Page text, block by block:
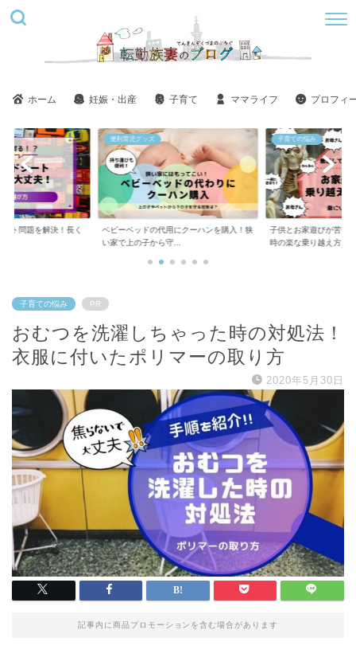
ホーム 妊娠・出産 子育て ママライフ プロフィ
にクーハンを購入！狭
子育ての悩み
子供とお家遊びが苦痛！ツラい！しんどい
時の楽な乗り越え方
美容
ステラボーテ美肌モー
い？悪い口コミばかり...
子育ての悩み PR
おむつを洗濯しちゃった時の対処法！
衣服に付いたポリマーの取り方
2020年5月30日
記事内に商品プロモーションを含む場合があります